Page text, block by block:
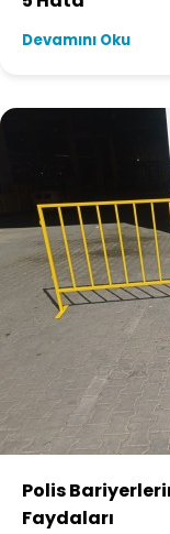
Devamını Oku
Polis
Faydaları